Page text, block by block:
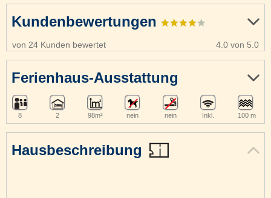
Hausbeschreibung
Kundenbewertungen
von 24 Kunden bewertet 4.0 von 5.0
Ferienhaus-Ausstattung
8 2 98m² nein nein Inkl. 100 m